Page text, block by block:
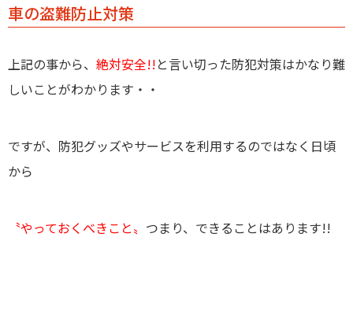
車の盗難防止対策
上記の事から、 絶対安全!!と言い切った防犯対策はかなり難
しいことがわかります・・
ですが、防犯グッズやサービスを利用するのではなく日頃
から
〝やっておくべきこと〟 つまり、できることはあります!!